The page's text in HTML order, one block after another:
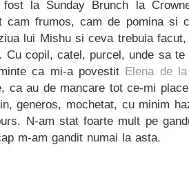
la Sunday Brunch la
cam frumos, cam de pomina si
lui Mishu si ceva trebuia
Cu copil, catel, purcel, unde sa
ca mi-a povestit Elena de
ca au de mancare tot ce-mi
generos, mochetat, cu minim
N-am stat foarte mult pe
m-am gandit numai la asta.